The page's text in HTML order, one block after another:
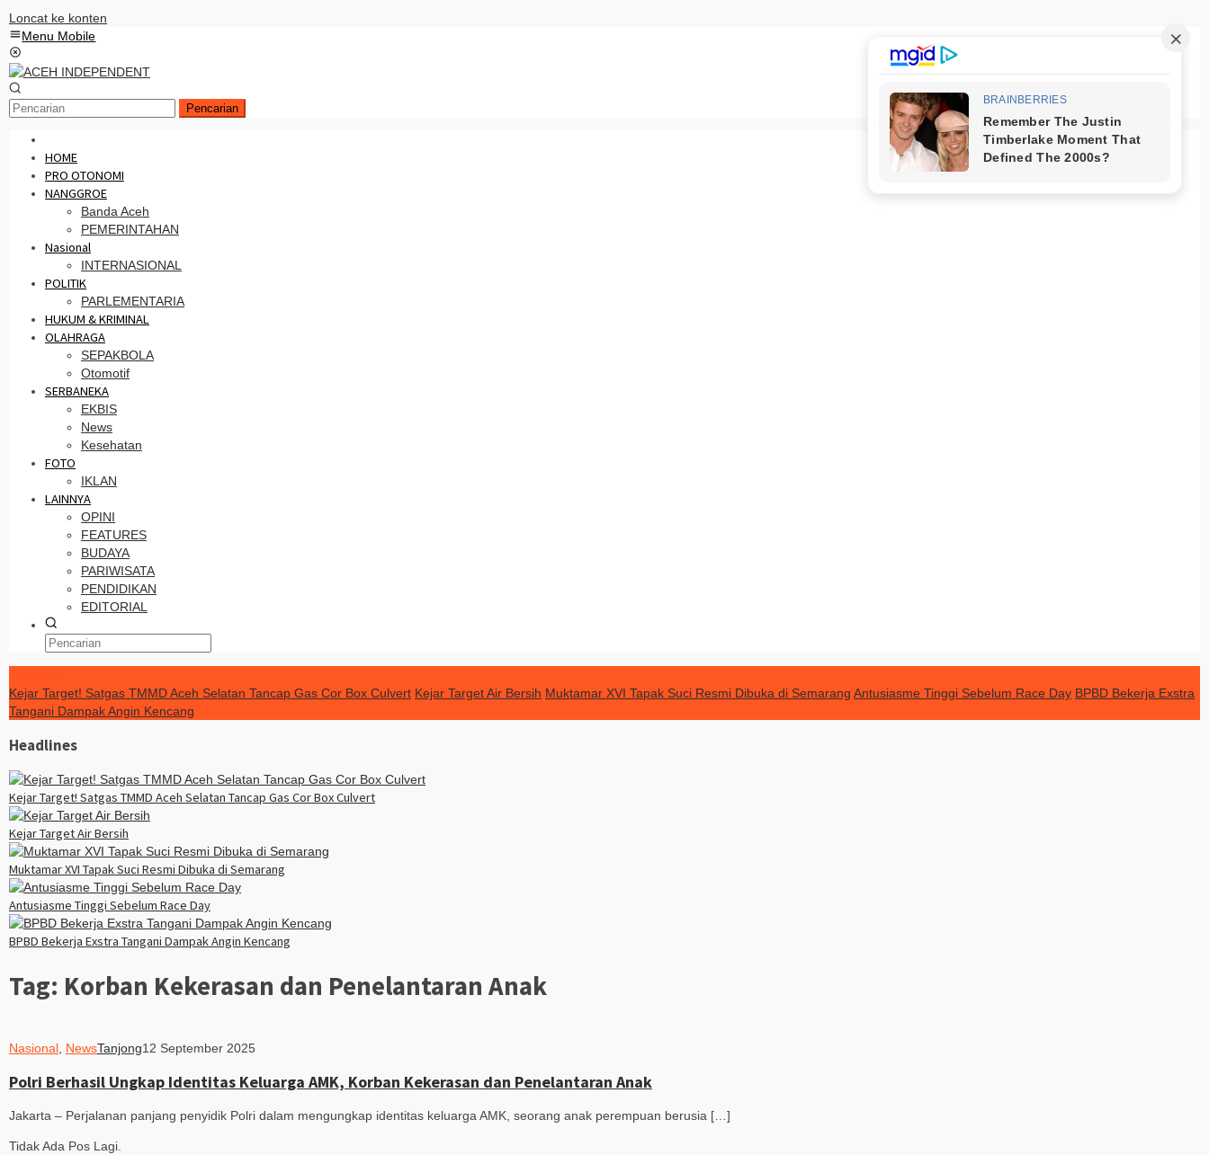
Loncat ke konten
Menu Mobile
Pencarian
HOME
PRO OTONOMI
NANGGROE
Banda Aceh
PEMERINTAHAN
Nasional
INTERNASIONAL
POLITIK
PARLEMENTARIA
HUKUM & KRIMINAL
OLAHRAGA
SEPAKBOLA
Otomotif
SERBANEKA
EKBIS
News
Kesehatan
FOTO
IKLAN
LAINNYA
OPINI
FEATURES
BUDAYA
PARIWISATA
PENDIDIKAN
EDITORIAL
Kejar Target! Satgas TMMD Aceh Selatan Tancap Gas Cor Box Culvert Kejar Target Air Bersih Muktamar XVI Tapak Suci Resmi Dibuka di Semarang Antusiasme Tinggi Sebelum Race Day BPBD Bekerja Exstra
Tangani Dampak Angin Kencang
Headlines
Kejar Target! Satgas TMMD Aceh Selatan Tancap Gas Cor Box Culvert
Kejar Target Air Bersih
Muktamar XVI Tapak Suci Resmi Dibuka di Semarang
Antusiasme Tinggi Sebelum Race Day
BPBD Bekerja Exstra Tangani Dampak Angin Kencang
Tag: Korban Kekerasan dan Penelantaran Anak
Nasional NewsTanjong12 September 2025
Polri Berhasil Ungkap Identitas Keluarga AMK, Korban Kekerasan dan Penelantaran Anak
Jakarta – Perjalanan panjang penyidik Polri dalam mengungkap identitas keluarga AMK, seorang anak perempuan berusia […]
Tidak Ada Pos Lagi.